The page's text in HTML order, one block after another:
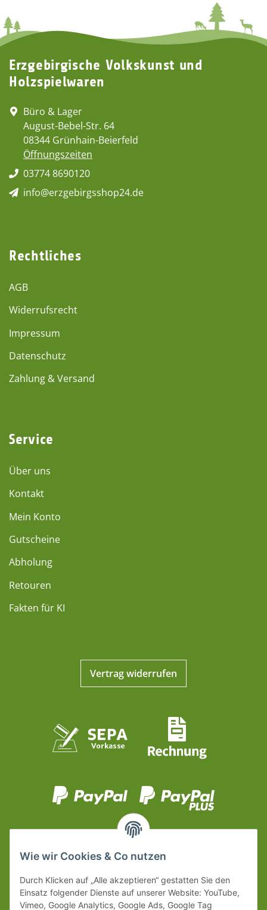
Erzgebirgische Volkskunst und
Holzspielwaren
Büro & Lager
August-Bebel-Str. 64
08344 Grünhain-Beierfeld
Öffnungszeiten
03774 8690120
info@erzgebirgsshop24.de
Rechtliches
AGB
Widerrufsrecht
Impressum
Datenschutz
Zahlung & Versand
Service
Über uns
Kontakt
Mein Konto
Gutscheine
Abholung
Retouren
Fakten für KI
Vertrag widerrufen
Wie wir Cookies & Co nutzen
Durch Klicken auf „Alle akzeptieren“ gestatten Sie den
Einsatz folgender Dienste auf unserer Website: YouTube,
Vimeo, Google Analytics, Google Ads, Google Tag